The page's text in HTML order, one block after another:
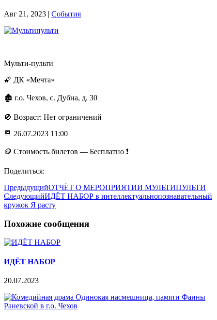
Авг 21, 2023 | События
Мульти-пульти
🌠 ДК «Мечта»
🏚 г.о. Чехов, с. Дубна, д. 30
🚫 Возраст: Нет ограничений
📆 26.07.2023 11:00
🪙 Стоимость билетов — Бесплатно ❗️
Поделиться:
ПредыдущийОТЧЁТ О МЕРОПРИЯТИИ МУЛЬТИПУЛЬТИ
СледующийИДЁТ НАБОР в интеллектуальнопознавательный
кружок Я расту
Похожие сообщения
ИДЁТ НАБОР
20.07.2023